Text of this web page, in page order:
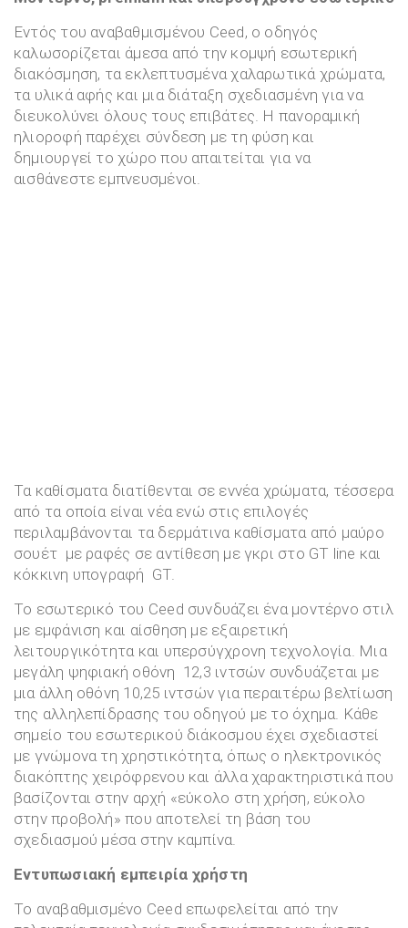
Εντός του αναβαθμισμένου Ceed, ο οδηγός
καλωσορίζεται άμεσα από την κομψή εσωτερική
διακόσμηση, τα εκλεπτυσμένα χαλαρωτικά χρώματα,
τα υλικά αφής και μια διάταξη σχεδιασμένη για να
διευκολύνει όλους τους επιβάτες. Η πανοραμική
ηλιοροφή παρέχει σύνδεση με τη φύση και
δημιουργεί το χώρο που απαιτείται για να
αισθάνεστε εμπνευσμένοι.
Τα καθίσματα διατίθενται σε εννέα χρώματα, τέσσερα
από τα οποία είναι νέα ενώ στις επιλογές
περιλαμβάνονται τα δερμάτινα καθίσματα από μαύρο
σουέτ με ραφές σε αντίθεση με γκρι στο GT line και
κόκκινη υπογραφή GT.
Το εσωτερικό του Ceed συνδυάζει ένα μοντέρνο στιλ
με εμφάνιση και αίσθηση με εξαιρετική
λειτουργικότητα και υπερσύγχρονη τεχνολογία. Μια
μεγάλη ψηφιακή οθόνη 12,3 ιντσών συνδυάζεται με
μια άλλη οθόνη 10,25 ιντσών για περαιτέρω βελτίωση
της αλληλεπίδρασης του οδηγού με το όχημα. Κάθε
σημείο του εσωτερικού διάκοσμου έχει σχεδιαστεί
με γνώμονα τη χρηστικότητα, όπως ο ηλεκτρονικός
διακόπτης χειρόφρενου και άλλα χαρακτηριστικά που
βασίζονται στην αρχή «εύκολο στη χρήση, εύκολο
στην προβολή» που αποτελεί τη βάση του
σχεδιασμού μέσα στην καμπίνα.
Εντυπωσιακή εμπειρία χρήστη
Το αναβαθμισμένο Ceed επωφελείται από την